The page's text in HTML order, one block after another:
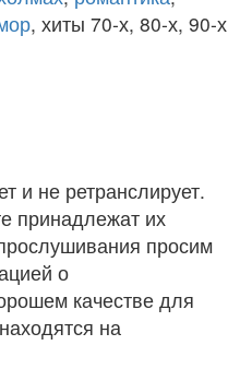
, хиты 70-х, 80-х, 90-х
и не ретранслирует.
принадлежат их
просим
о
качестве для
на